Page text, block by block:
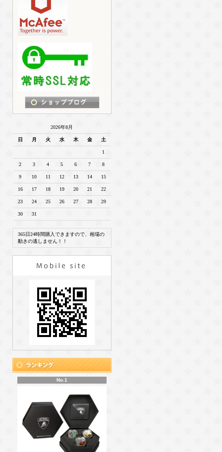
2026年8月
日 月 火 水 木 金 土
1
2 3 4 5 6 7 8
9 10 11 12 13 14 15
16 17 18 19 20 21 22
23 24 25 26 27 28 29
30 31
365日24時間購入できますので、相場の
動きの逃しません！！
No.1